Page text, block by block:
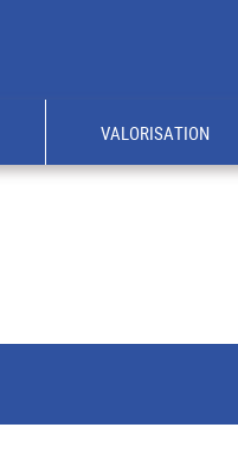
VALORISATION